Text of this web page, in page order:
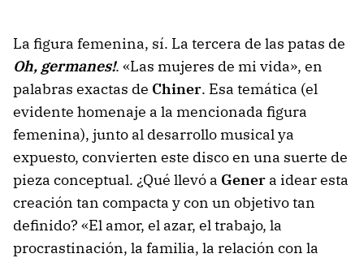
La figura femenina, sí. La tercera de las patas de
Oh, germanes!. «Las mujeres de mi vida», en
palabras exactas de Chiner. Esa temática (el
evidente homenaje a la mencionada figura
femenina), junto al desarrollo musical ya
expuesto, convierten este disco en una suerte de
pieza conceptual. ¿Qué llevó a Gener a idear esta
creación tan compacta y con un objetivo tan
definido? «El amor, el azar, el trabajo, la
procrastinación, la familia, la relación con la